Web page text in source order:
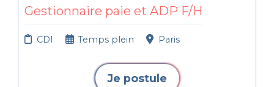
Gestionnaire paie et ADP F/H
CDI Temps plein Paris
Je postule